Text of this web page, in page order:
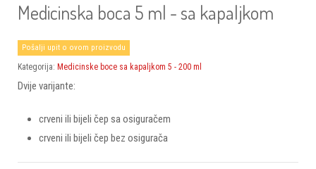
Medicinska boca 5 ml - sa kapaljkom
Pošalji upit o ovom proizvodu
Kategorija: Medicinske boce sa kapaljkom 5 - 200 ml
Dvije varijante:
crveni ili bijeli čep sa osiguračem
crveni ili bijeli čep bez osigurača